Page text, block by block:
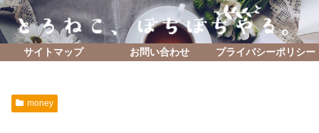
サイトマップ お問い合わせ プライバシーポリシー
money